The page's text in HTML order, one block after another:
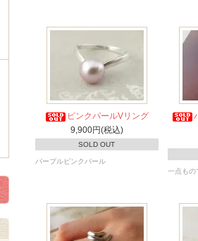
ピンクパールVリング
9,900円(税込)
SOLD OUT
パープルピンクパール
一点もの